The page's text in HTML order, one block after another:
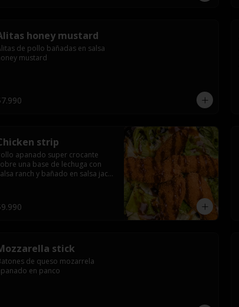
honey mustard
de pollo bañadas en salsa
mustard
strip
apanado super crocante
una base de lechuga con
ranch y bañado en salsa jack
stick
de queso mozarrela
en panco